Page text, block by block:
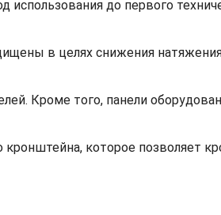
до первого
в целях снижения
Кроме того, панели
которое позволяет